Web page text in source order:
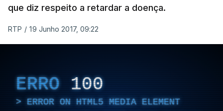
que diz respeito a retardar a doença.
RTP / 19 Junho 2017, 09:22
ERRO 100
ERROR ON HTML5 MEDIA ELEMENT